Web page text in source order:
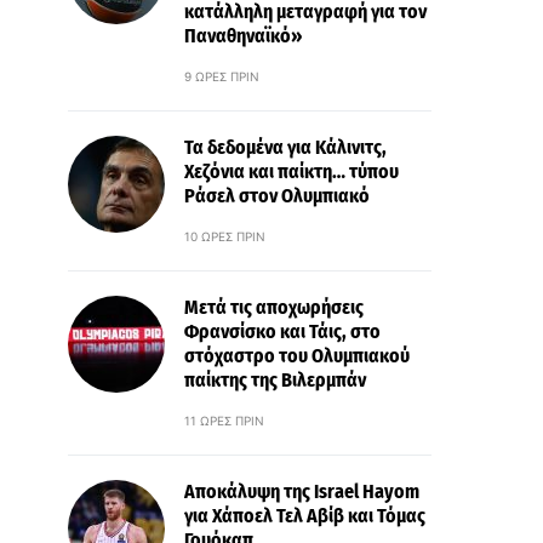
κατάλληλη μεταγραφή για τον
Παναθηναϊκό»
9 ΏΡΕΣ ΠΡΙΝ
Τα δεδομένα για Κάλινιτς,
Χεζόνια και παίκτη… τύπου
Ράσελ στον Ολυμπιακό
10 ΏΡΕΣ ΠΡΙΝ
Μετά τις αποχωρήσεις
Φρανσίσκο και Τάις, στο
στόχαστρο του Ολυμπιακού
παίκτης της Βιλερμπάν
11 ΏΡΕΣ ΠΡΙΝ
Αποκάλυψη της Israel Hayom
για Χάποελ Τελ Αβίβ και Τόμας